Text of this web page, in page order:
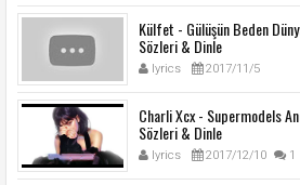
Külfet - Gülüşün Beden
Sözleri & Dinle
lyrics 2017/11/5
Charli Xcx - Supermodels
Sözleri & Dinle
lyrics 2017/12/10 1